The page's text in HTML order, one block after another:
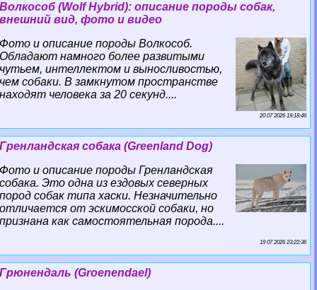
Волкособ (Wolf Hybrid): описание породы собак,
внешний вид, фото и видео
Фото и описание породы Волкособ.
Обладают намного более развитыми
чутьем, интеллектом и выносливостью,
чем собаки. В замкнутом прострaнcтве
находят человека за 20 секунд....
20 07 2026 19:18:46
Гренландская собака (Greenland Dog)
Фото и описание породы Гренландская
собака. Это одна из ездовых северных
пород собак типа хаски. Незначительно
отличается от эскимосской собаки, но
признана как самостоятельная порода....
19 07 2026 23:22:36
Грюнендаль (Groenendael)